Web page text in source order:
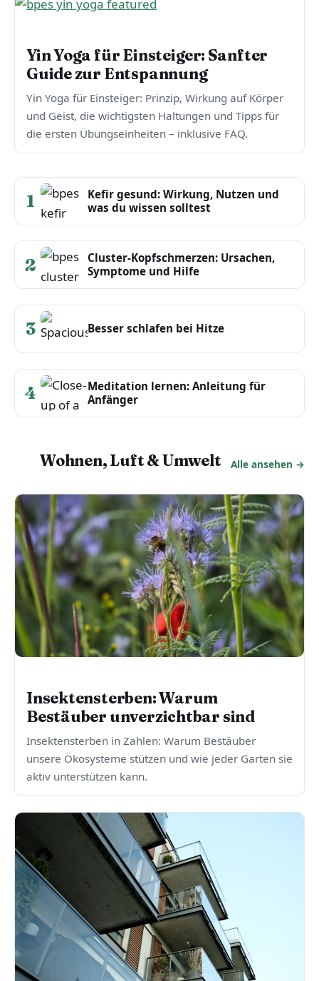
Yin Yoga für Einsteiger: Sanfter
Guide zur Entspannung
Yin Yoga für Einsteiger: Prinzip, Wirkung auf Körper
und Geist, die wichtigsten Haltungen und Tipps für
die ersten Übungseinheiten – inklusive FAQ.
1
Kefir gesund: Wirkung, Nutzen und
was du wissen solltest
2
Cluster-Kopfschmerzen: Ursachen,
Symptome und Hilfe
3 Besser schlafen bei Hitze
4
Meditation lernen: Anleitung für
Anfänger
Wohnen, Luft & Umwelt Alle ansehen →
Insektensterben: Warum
Bestäuber unverzichtbar sind
Insektensterben in Zahlen: Warum Bestäuber
unsere Ökosysteme stützen und wie jeder Garten sie
aktiv unterstützen kann.